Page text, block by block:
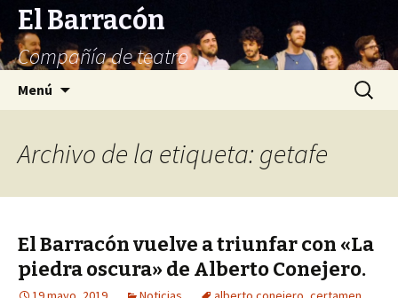
El Barracón
Compañía de teatro
Menú Buscar:
Archivo de la etiqueta: getafe
El Barracón vuelve a triunfar con «La
piedra oscura» de Alberto Conejero.